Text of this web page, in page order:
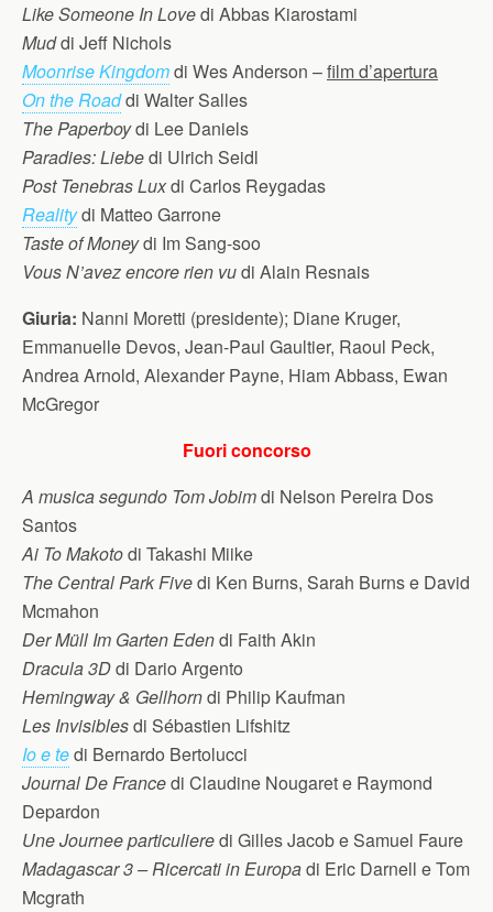
Like Someone In Lovedi Abbas Kiarostami
Muddi Jeff Nichols
Moonrise Kingdomdi Wes Anderson –film d’apertura
On the Roaddi Walter Salles
The Paperboydi Lee Daniels
Paradies: Liebedi Ulrich Seidl
Post Tenebras Luxdi Carlos Reygadas
Realitydi Matteo Garrone
Taste of Moneydi Im Sang-soo
Vous N’avez encore rien vudi Alain Resnais
Giuria: Nanni Moretti (presidente); Diane Kruger,
Emmanuelle Devos, Jean-Paul Gaultier, Raoul Peck,
Andrea Arnold, Alexander Payne, Hiam Abbass, Ewan
McGregor
Fuori concorso
A musica segundo Tom Jobimdi Nelson Pereira Dos
Santos
Ai To Makotodi Takashi Miike
The Central Park Fivedi Ken Burns, Sarah Burns e David
Mcmahon
Der Müll Im Garten Edendi Faith Akin
Dracula 3Ddi Dario Argento
Hemingway & Gellhorndi Philip Kaufman
Les Invisiblesdi Sébastien Lifshitz
Io e tedi Bernardo Bertolucci
Journal De Francedi Claudine Nougaret e Raymond
Depardon
Une Journee particulieredi Gilles Jacob e Samuel Faure
Madagascar 3 – Ricercati in Europadi Eric Darnell e Tom
Mcgrath